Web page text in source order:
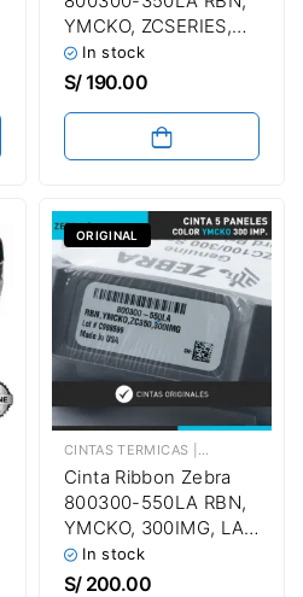
YMCKO, ZCSERIES,
200IMG | Para
Impresora De
ZC100 / ZC300 Hasta
200 Imágenes
In stock
S/190.00
ORIGINAL
CINTAS TERMICAS | TICKETERAS | LAMINADAS | ETIQUETADORAS | CONTINUAS ADHESIVAS
Cinta Ribbon Zebra
800300-550LA RBN,
YMCKO, 300IMG, LA |
Para Impresora De
Fotochecks Zebra
In stock
S/200.00